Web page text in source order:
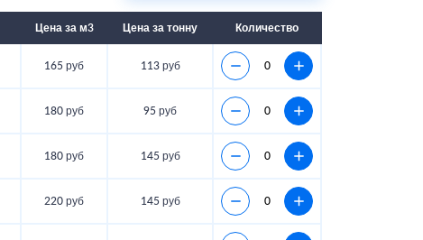
Цена за м3 Цена за тонну Количество
165 руб 113 руб
180 руб 95 руб
180 руб 145 руб
220 руб 145 руб